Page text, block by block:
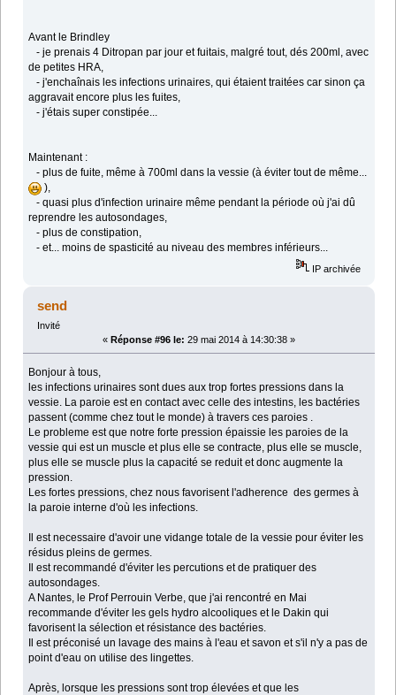
Avant le Brindley
- je prenais 4 Ditropan par jour et fuitais, malgré tout, dés 200ml, avec
de petites HRA,
- j'enchaînais les infections urinaires, qui étaient traitées car sinon ça
aggravait encore plus les fuites,
- j'étais super constipée...
Maintenant :
- plus de fuite, même à 700ml dans la vessie (à éviter tout de même...
),
- quasi plus d'infection urinaire même pendant la période où j'ai dû
reprendre les autosondages,
- plus de constipation,
- et... moins de spasticité au niveau des membres inférieurs...
IP archivée
send
Invité
« Réponse #96 le: 29 mai 2014 à 14:30:38 »
Bonjour à tous,
les infections urinaires sont dues aux trop fortes pressions dans la
vessie. La paroie est en contact avec celle des intestins, les bactéries
passent (comme chez tout le monde) à travers ces paroies .
Le probleme est que notre forte pression épaissie les paroies de la
vessie qui est un muscle et plus elle se contracte, plus elle se muscle,
plus elle se muscle plus la capacité se reduit et donc augmente la
pression.
Les fortes pressions, chez nous favorisent l'adherence des germes à
la paroie interne d'où les infections.
Il est necessaire d'avoir une vidange totale de la vessie pour éviter les
résidus pleins de germes.
Il est recommandé d'éviter les percutions et de pratiquer des
autosondages.
A Nantes, le Prof Perrouin Verbe, que j'ai rencontré en Mai
recommande d'éviter les gels hydro alcooliques et le Dakin qui
favorisent la sélection et résistance des bactéries.
Il est préconisé un lavage des mains à l'eau et savon et s'il n'y a pas de
point d'eau on utilise des lingettes.
Après, lorsque les pressions sont trop élevées et que les